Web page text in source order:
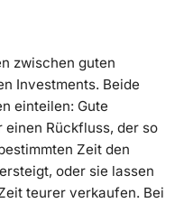
zwischen guten
Investments. Beide
einteilen: Gute
einen Rückfluss, der so
Zeit den
oder sie lassen
teurer verkaufen. Bei